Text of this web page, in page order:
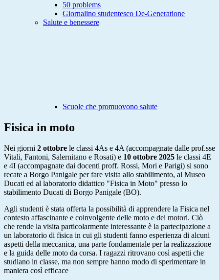
50 problems
Giornalino studentesco De-Generatione
Salute e benessere
Scuole che promuovono salute
Fisica in moto
Nei giorni 2 ottobre le classi 4As e 4A (accompagnate dalle prof.sse
Vitali, Fantoni, Salernitano e Rosati) e 10 ottobre 2025 le classi 4E
e 4I (accompagnate dai docenti proff. Rossi, Mori e Parigi) si sono
recate a Borgo Panigale per fare visita allo stabilimento, al Museo
Ducati ed al laboratorio didattico "Fisica in Moto" presso lo
stabilimento Ducati di Borgo Panigale (BO).
Agli studenti è stata offerta la possibilità di apprendere la Fisica nel
contesto affascinante e coinvolgente delle moto e dei motori. Ciò
che rende la visita particolarmente interessante è la partecipazione a
un laboratorio di fisica in cui gli studenti fanno esperienza di alcuni
aspetti della meccanica, una parte fondamentale per la realizzazione
e la guida delle moto da corsa. I ragazzi ritrovano così aspetti che
studiano in classe, ma non sempre hanno modo di sperimentare in
maniera così efficace